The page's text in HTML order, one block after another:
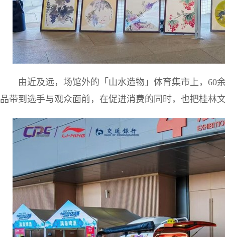
由近及远，场馆外的「山水造物」体育集市上，60
品带到选手与观众面前，在促进消费的同时，也把桂林